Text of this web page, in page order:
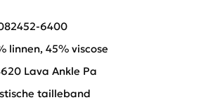
6400
linnen, 45% viscose
Lava Ankle Pa
tailleband